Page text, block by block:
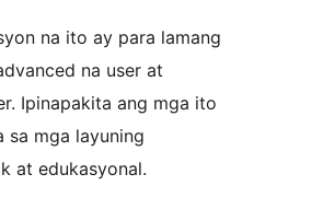
na ito ay para lamang
na user at
Ipinapakita ang mga ito
sa mga layuning
at edukasyonal.